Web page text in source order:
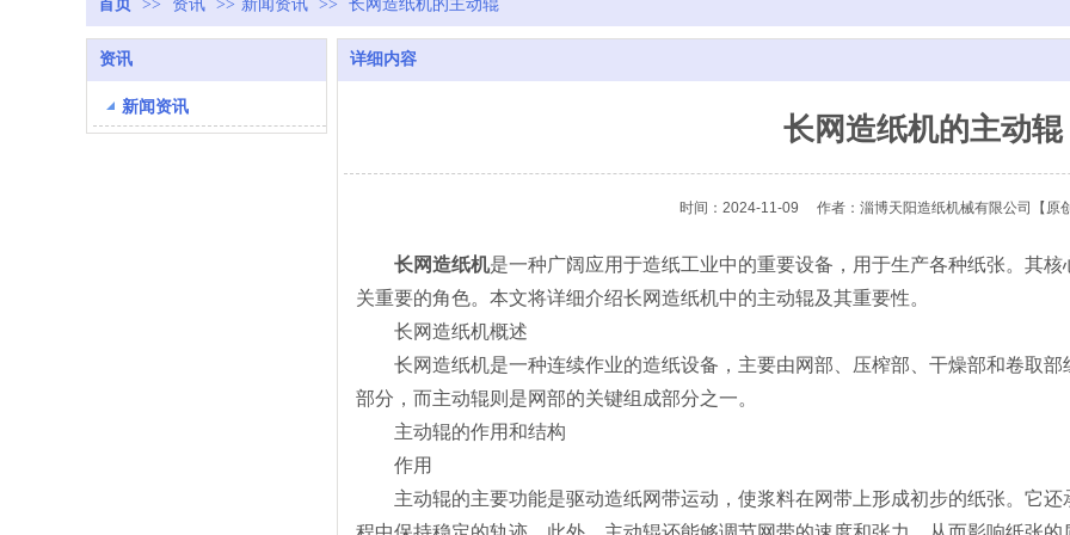
首页 >> 资讯 >> 新闻资讯 >> 长网造纸机的主动辊
资讯
新闻资讯
详细内容
长网造纸机的主动辊
时间：2024-11-09 作者：淄博天阳造纸机械有限公司 【原
长网造纸机是一种广阔应用于造纸工业中的重要设备，用于生产各种纸张。其
关重要的角色。本文将详细介绍长网造纸机中的主动辊及其重要性。
长网造纸机概述
长网造纸机是一种连续作业的造纸设备，主要由网部、压榨部、干燥部和卷取部
部分，而主动辊则是网部的关键组成部分之一。
主动辊的作用和结构
作用
主动辊的主要功能是驱动造纸网带运动，使浆料在网带上形成初步的纸张。它还